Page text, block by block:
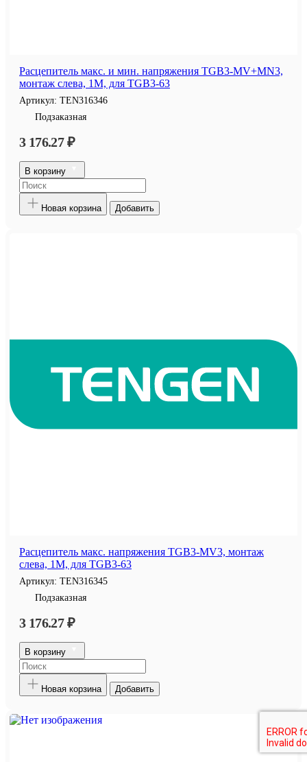
Расцепитель макс. и мин. напряжения TGB3-MV+MN3,
монтаж слева, 1M, для TGB3-63
Артикул: TEN316346
Подзаказная
3 176.27 ₽
В корзину
Новая корзина Добавить
Расцепитель макс. напряжения TGB3-MV3, монтаж
слева, 1M, для TGB3-63
Артикул: TEN316345
Подзаказная
3 176.27 ₽
В корзину
Новая корзина Добавить